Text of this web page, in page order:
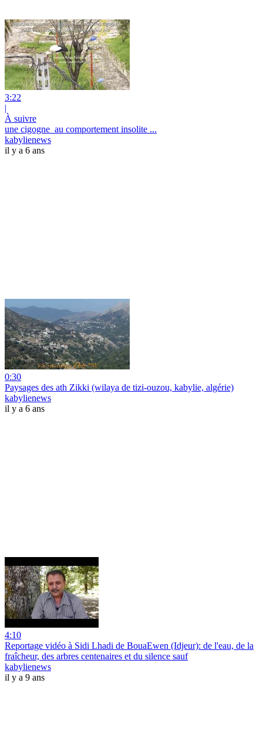
3:22
|
À suivre
une cigogne_au comportement insolite ...
kabylienews
il y a 6 ans
0:30
Paysages des ath Zikki (wilaya de tizi-ouzou, kabylie, algérie)
kabylienews
il y a 6 ans
4:10
Reportage vidéo à Sidi Lhadi de BouaEwen (Idjeur): de l'eau, de la
fraîcheur, des arbres centenaires et du silence sauf
kabylienews
il y a 9 ans